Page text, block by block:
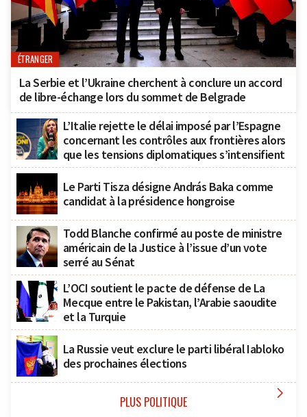
ÉTRANGER
La Serbie et l’Ukraine cherchent à conclure un accord
de libre-échange lors du sommet de Belgrade
L’Italie rejette le délai imposé par l’Espagne
concernant les contrôles aux frontières alors
que les tensions diplomatiques s’intensifient
Le Parti Tisza désigne András Baka comme
candidat à la présidence hongroise
Todd Blanche confirmé au poste de ministre
américain de la Justice à l’issue d’un vote
serré au Sénat
L’OCI soutient le pacte de défense de La
Mecque entre le Pakistan, l’Arabie saoudite
et la Turquie
La Russie veut exclure le parti libéral Iabloko
des prochaines élections
PLUS POLITIQUE 